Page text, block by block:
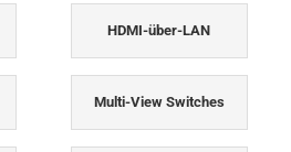
HDMI-über-LAN
Multi-View Switches